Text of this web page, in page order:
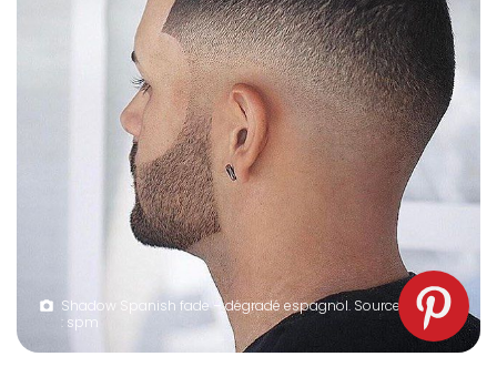
Shadow Spanish fade – dégradé espagnol. Source
: spm